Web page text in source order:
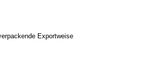
Exportweise